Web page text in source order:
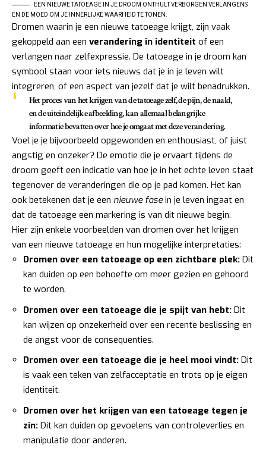
EEN NIEUWE TATOEAGE IN JE DROOM ONTHULT VERBORGEN VERLANGENS
EN DE MOED OM JE INNERLIJKE WAARHEID TE TONEN.
Dromen waarin je een nieuwe tatoeage krijgt, zijn vaak
gekoppeld aan een verandering in identiteit of een
verlangen naar zelfexpressie. De tatoeage in je droom kan
symbool staan voor iets nieuws dat je in je leven wilt
integreren, of een aspect van jezelf dat je wilt benadrukken.
Het proces van het krijgen van de tatoeage zelf, de pijn, de naald,
en de uiteindelijke afbeelding, kan allemaal belangrijke
informatie bevatten over hoe je omgaat met deze verandering.
Voel je je bijvoorbeeld opgewonden en enthousiast, of juist
angstig en onzeker? De emotie die je ervaart tijdens de
droom geeft een indicatie van hoe je in het echte leven staat
tegenover de veranderingen die op je pad komen. Het kan
ook betekenen dat je een nieuwe fasein je leven ingaat en
dat de tatoeage een markering is van dit nieuwe begin.
Hier zijn enkele voorbeelden van dromen over het krijgen
van een nieuwe tatoeage en hun mogelijke interpretaties:
Dromen over een tatoeage op een zichtbare plek: Dit
kan duiden op een behoefte om meer gezien en gehoord
te worden.
Dromen over een tatoeage die je spijt van hebt: Dit
kan wijzen op onzekerheid over een recente beslissing en
de angst voor de consequenties.
Dromen over een tatoeage die je heel mooi vindt: Dit
is vaak een teken van zelfacceptatie en trots op je eigen
identiteit.
Dromen over het krijgen van een tatoeage tegen je
zin: Dit kan duiden op gevoelens van controleverlies en
manipulatie door anderen.